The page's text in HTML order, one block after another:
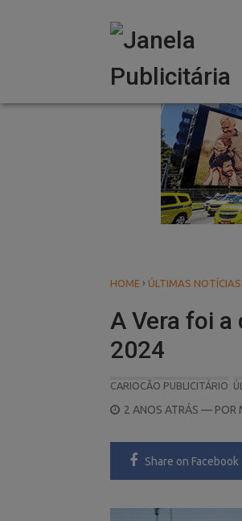
HOME › ÚLTIMAS NOTÍCIAS
A Vera foi a
2024
CARIOCÃO PUBLICITÁRIO
POSTED
2 ANOS ATRÁS — POR
Share on Facebook